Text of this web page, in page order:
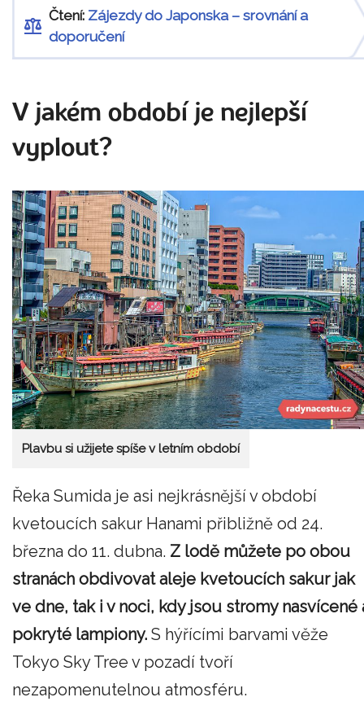
Čtení: Zájezdy do Japonska – srovnání a
doporučení
V jakém období je nejlepší
vyplout?
Plavbu si užijete spíše v letním období
Řeka Sumida je asi nejkrásnější v období
kvetoucích sakur Hanami přibližně od 24.
března do 11. dubna. Z lodě můžete po obou
stranách obdivovat aleje kvetoucích sakur jak
ve dne, tak i v noci, kdy jsou stromy nasvícené
pokryté lampiony. S hýřícími barvami věže
Tokyo Sky Tree v pozadí tvoří
nezapomenutelnou atmosféru.